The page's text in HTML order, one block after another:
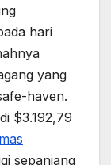
hari
yang
haven.
$3.192,79
sepanjang